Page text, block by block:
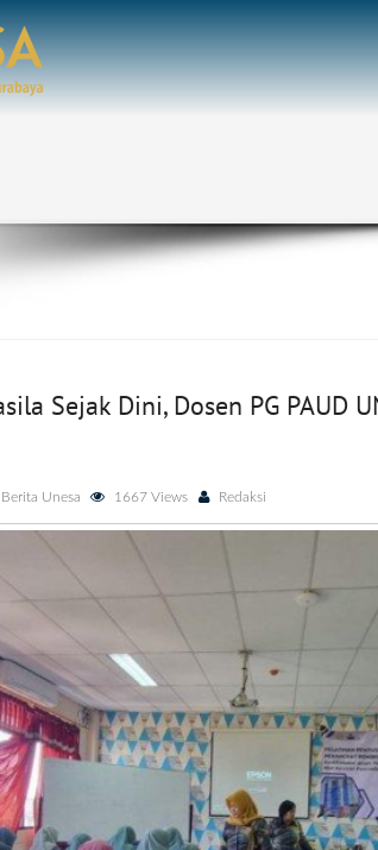
Sejak Dini, Dosen PG PAUD
Berita Unesa 1667 Views Redaksi